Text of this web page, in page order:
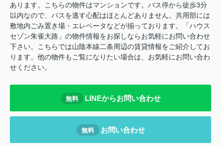
あります。こちらの物件はマンションです。バス停から徒歩3分
以内なので、バスを逃す心配はほとんどありません。共用部には
敷地内ごみ置き場・エレベータなどが揃っております。「ハウス
セゾン朱雀大路」の物件情報をお探しならお気軽にお問い合わせ
下さい。こちらでは山陰本線二条周辺の賃貸情報をご紹介してお
ります。他の物件もご覧になりたい場合は、お気軽にお問い合わ
せください。
無料 LINEからお問い合わせ
無料 お問い合わせ